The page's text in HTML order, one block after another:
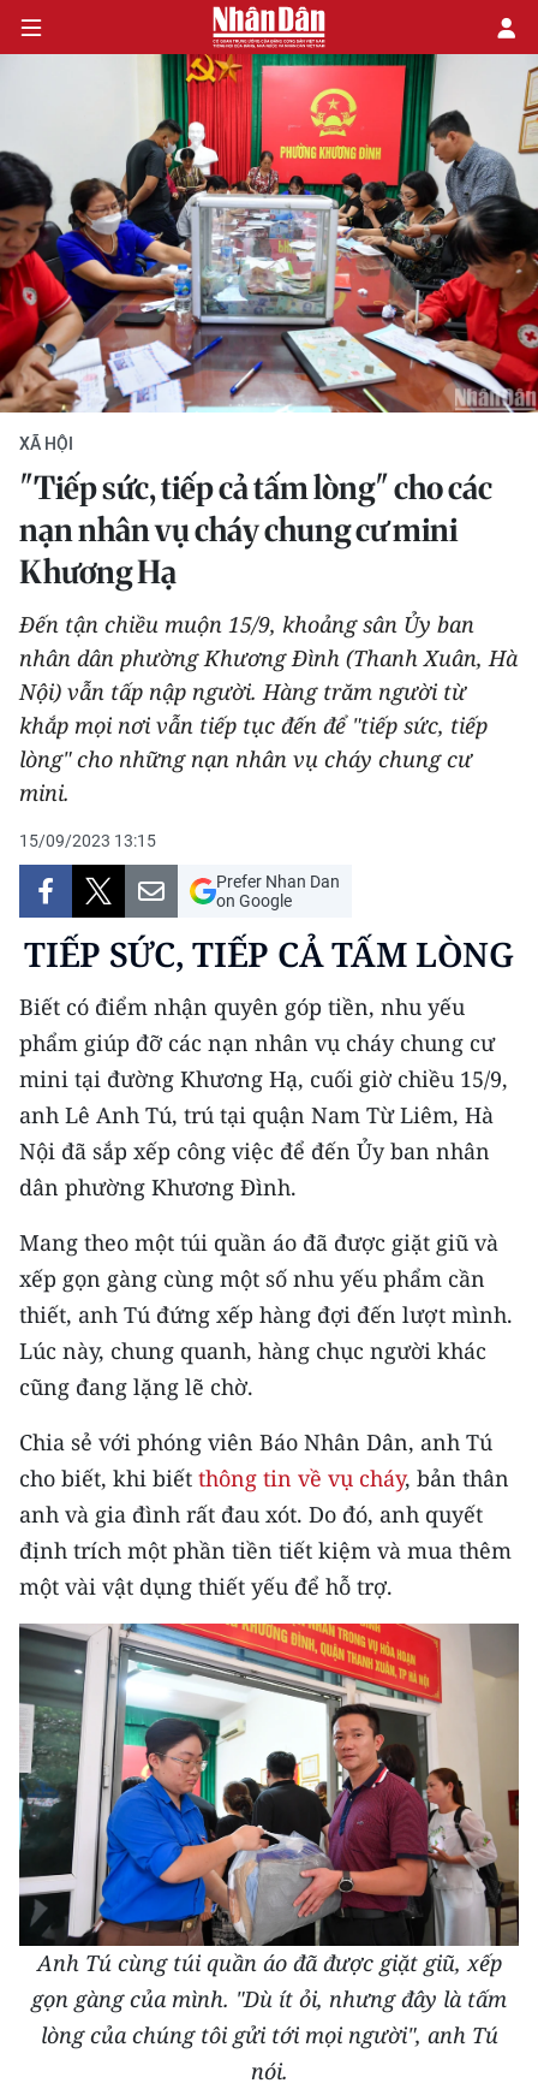
CHÍNH TRỊ
KINH TẾ
VĂN HÓA
XÃ HỘI
PHÁP LUẬT
DU LỊCH
THẾ GIỚI
THỂ THAO
GIÁO DỤC
Y TẾ
KHOA HỌC - CÔNG NGHỆ
MÔI TRƯỜNG
KIỂM CHỨNG THÔNG TIN
TRI THỨC CHUYÊN SÂU
54 DÂN TỘC VIỆT NAM
CHƯƠNG TRÌNH OCOP - MỖI XÃ
MỘT SẢN PHẨM
RADIO
MEDIA CENTER
E-Magazine
Video
Media Kinh tế
Media Văn hóa
Media Xã hội
Media Pháp luật
Media Du lịch
Media Thế giới
Media Thể thao
Media Giáo dục
Media Y tế
Media Khoa học - Công nghệ
Media Môi trường
Ảnh
XÃ HỘI
"Tiếp sức, tiếp cả tấm lòng" cho các
nạn nhân vụ cháy chung cư mini
Khương Hạ
Đến tận chiều muộn 15/9, khoảng sân Ủy ban
nhân dân phường Khương Đình (Thanh Xuân, Hà
Nội) vẫn tấp nập người. Hàng trăm người từ
khắp mọi nơi vẫn tiếp tục đến để "tiếp sức, tiếp
lòng" cho những nạn nhân vụ cháy chung cư
mini.
15/09/2023 13:15
Prefer Nhan Dan
on Google
TIẾP SỨC, TIẾP CẢ TẤM LÒNG
Biết có điểm nhận quyên góp tiền, nhu yếu
phẩm giúp đỡ các nạn nhân vụ cháy chung cư
mini tại đường Khương Hạ, cuối giờ chiều 15/9,
anh Lê Anh Tú, trú tại quận Nam Từ Liêm, Hà
Nội đã sắp xếp công việc để đến Ủy ban nhân
dân phường Khương Đình.
Mang theo một túi quần áo đã được giặt giũ và
xếp gọn gàng cùng một số nhu yếu phẩm cần
thiết, anh Tú đứng xếp hàng đợi đến lượt mình.
Lúc này, chung quanh, hàng chục người khác
cũng đang lặng lẽ chờ.
Chia sẻ với phóng viên Báo Nhân Dân, anh Tú
cho biết, khi biết thông tin về vụ cháy, bản thân
anh và gia đình rất đau xót. Do đó, anh quyết
định trích một phần tiền tiết kiệm và mua thêm
một vài vật dụng thiết yếu để hỗ trợ.
Anh Tú cùng túi quần áo đã được giặt giũ, xếp
gọn gàng của mình. "Dù ít ỏi, nhưng đây là tấm
lòng của chúng tôi gửi tới mọi người", anh Tú
nói.